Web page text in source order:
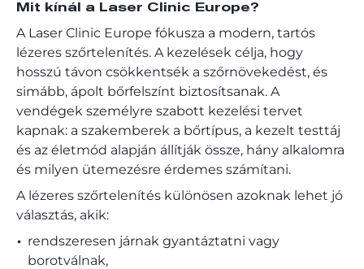
Mit kínál a Laser Clinic Europe?
A Laser Clinic Europe fókusza a modern, tartós
lézeres szőrtelenítés. A kezelések célja, hogy
hosszú távon csökkentsék a szőrnövekedést, és
simább, ápolt bőrfelszínt biztosítsanak. A
vendégek személyre szabott kezelési tervet
kapnak: a szakemberek a bőrtípus, a kezelt testtáj
és az életmód alapján állítják össze, hány alkalomra
és milyen ütemezésre érdemes számítani.
A lézeres szőrtelenítés különösen azoknak lehet jó
választás, akik:
rendszeresen járnak gyantáztatni vagy
borotválnak,